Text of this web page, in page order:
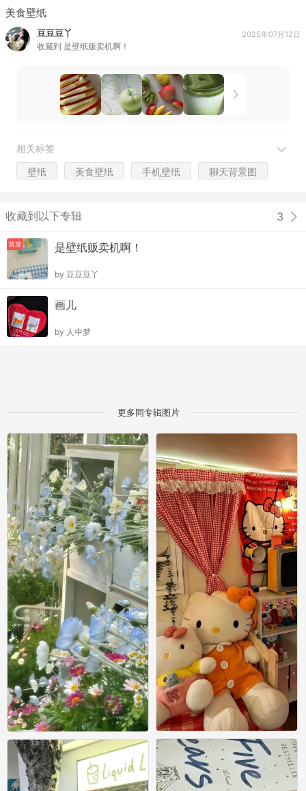
美食壁纸
豆豆豆丫
收藏到 是壁纸贩卖机啊！
2025年07月12日
相关标签
壁纸 美食壁纸 手机壁纸 聊天背景图
收藏到以下专辑 3
首发 是壁纸贩卖机啊！
by 豆豆豆丫
画儿
by 人中梦
更多同专辑图片
壁纸
0